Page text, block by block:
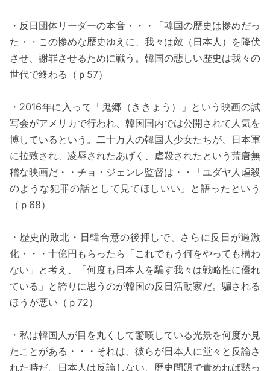
・反日団体リーダーの本音・・・「韓国の歴史は惨めだっ
た・・この惨めな歴史ゆえに、我々は敵（日本人）を降伏
させ、謝罪させるために戦う。韓国の悲しい歴史は我々の
世代で終わる（ｐ57）
・2016年に入って「鬼郷（ききょう）」という映画の試
写会がアメリカで行われ、韓国国内では公開されて人気を
博しているという。二十万人の韓国人少女たちが、日本軍
に拉致され、凌辱されたあげく、虐殺されたという荒唐無
稽な映画だ・・チョ・ジェンレ監督は・・「ユダヤ人虐殺
のような犯罪の話として見てほしいい」と語ったという
（ｐ68）
・歴史的敗北・日韓合意の後押しで、さらに反日が過激
化・・・十億円もらったら「これでもう何をやっても構わ
ない」と考え、「何度も日本人を騙す我々は戦略性に優れ
ている」と誇りに思うのが韓国の反日活動家だ。騙される
ほうが悪い（ｐ72）
・私は韓国人が目を丸くして驚嘆している光景を何度か見
たことがある・・・それは、彼らが日本人に堂々と反論さ
れた時だ。日本人は反論しない、歴史問題で責めれば黙っ